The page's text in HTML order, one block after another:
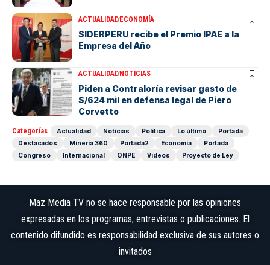
ACTUALIDADECONOMÍA
SIDERPERU recibe el Premio IPAE a la
Empresa del Año
ACTUALIDADNOTICIAS
Piden a Contraloría revisar gasto de
S/624 mil en defensa legal de Piero
Corvetto
Categorías Actualidad Noticias Política Lo último
Portada
Destacados
Minería 360 Portada2 Economía
Portada
Congreso
Internacional ONPE Videos Proyecto de Ley
Maz Media TV no se hace responsable por las opiniones
expresadas en los programas, entrevistas o publicaciones. El
contenido difundido es responsabilidad exclusiva de sus autores o
invitados